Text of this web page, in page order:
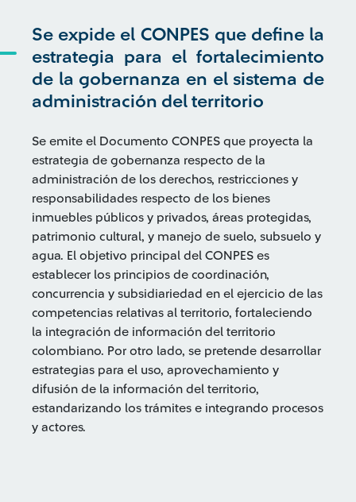
Se expide el CONPES que define la
estrategia para el fortalecimiento
de la gobernanza en el sistema de
administración del territorio
Se emite el Documento CONPES que proyecta la
estrategia de gobernanza respecto de la
administración de los derechos, restricciones y
responsabilidades respecto de los bienes
inmuebles públicos y privados, áreas protegidas,
patrimonio cultural, y manejo de suelo, subsuelo y
agua. El objetivo principal del CONPES es
establecer los principios de coordinación,
concurrencia y subsidiariedad en el ejercicio de las
competencias relativas al territorio, fortaleciendo
la integración de información del territorio
colombiano. Por otro lado, se pretende desarrollar
estrategias para el uso, aprovechamiento y
difusión de la información del territorio,
estandarizando los trámites e integrando procesos
y actores.